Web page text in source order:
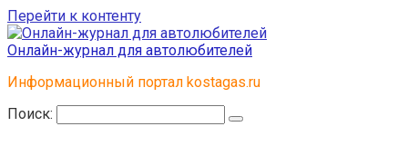
Перейти к контенту
Онлайн-журнал для автолюбителей
Информационный портал kostagas.ru
Поиск: